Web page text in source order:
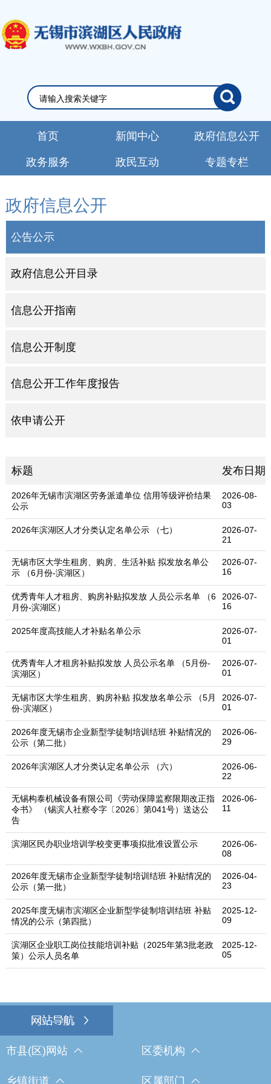
首页 新闻中心 政府信息公开
政务服务 政民互动 专题专栏
政府信息公开
公告公示
政府信息公开目录
信息公开指南
信息公开制度
信息公开工作年度报告
依申请公开
标题 发布日期
2026年无锡市滨湖区劳务派遣单位 信用等级评价结果
公示
2026-08-
03
2026年滨湖区人才分类认定名单公示 （七）
2026-07-
21
无锡市区大学生租房、购房、生活补贴 拟发放名单公
示 （6月份-滨湖区）
2026-07-
16
优秀青年人才租房、购房补贴拟发放 人员公示名单 （6
月份-滨湖区）
2026-07-
16
2025年度高技能人才补贴名单公示
2026-07-
01
优秀青年人才租房补贴拟发放 人员公示名单 （5月份-
滨湖区）
2026-07-
01
无锡市区大学生租房、购房补贴 拟发放名单公示 （5月
份-滨湖区）
2026-07-
01
2026年度无锡市企业新型学徒制培训结班 补贴情况的
公示（第二批）
2026-06-
29
2026年滨湖区人才分类认定名单公示 （六）
2026-06-
22
无锡构泰机械设备有限公司《劳动保障监察限期改正指
令书》 （锡滨人社察令字〔2026〕第041号）送达公
告
2026-06-
11
滨湖区民办职业培训学校变更事项拟批准设置公示
2026-06-
08
2026年度无锡市企业新型学徒制培训结班 补贴情况的
公示（第一批）
2026-04-
23
2025年度无锡市滨湖区企业新型学徒制培训结班 补贴
情况的公示（第四批）
2025-12-
09
滨湖区企业职工岗位技能培训补贴（2025年第3批老政
策）公示人员名单
2025-12-
05
市县(区)网站 区委机构
乡镇街道 区属部门